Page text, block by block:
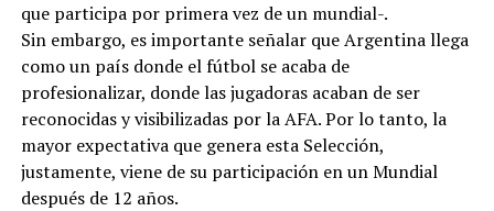
que participa por primera vez de un mundial-.
Sin embargo, es importante señalar que Argentina llega
como un país donde el fútbol se acaba de
profesionalizar, donde las jugadoras acaban de ser
reconocidas y visibilizadas por la AFA. Por lo tanto, la
mayor expectativa que genera esta Selección,
justamente, viene de su participación en un Mundial
después de 12 años.